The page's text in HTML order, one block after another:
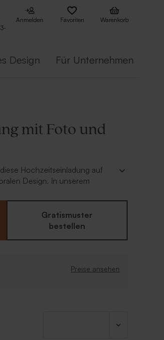
Anmelden Favoriten Warenkorb
Design Für Unternehmen
mit Foto und
Hochzeitseinladung auf
Design. In unserem
euren Vorstellungen
Dankeskarten und
um.
Gratismuster
bestellen
Preise ansehen